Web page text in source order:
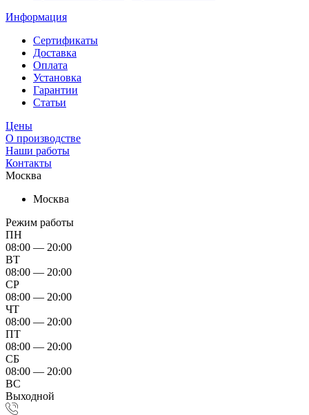
Информация
Сертификаты
Доставка
Оплата
Установка
Гарантии
Статьи
Цены
О производстве
Наши работы
Контакты
Москва
Москва
Режим работы
ПН
08:00 — 20:00
ВТ
08:00 — 20:00
СР
08:00 — 20:00
ЧТ
08:00 — 20:00
ПТ
08:00 — 20:00
СБ
08:00 — 20:00
ВС
Выходной